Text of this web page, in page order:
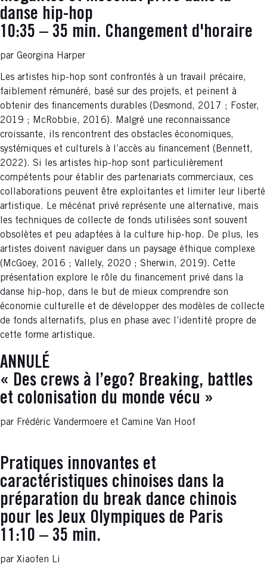
danse hip-hop
10:35 – 35 min. Changement d'horaire
par Georgina Harper
Les artistes hip-hop sont confrontés à un travail précaire,
faiblement rémunéré, basé sur des projets, et peinent à
obtenir des financements durables (Desmond, 2017 ; Foster,
2019 ; McRobbie, 2016). Malgré une reconnaissance
croissante, ils rencontrent des obstacles économiques,
systémiques et culturels à l’accès au financement (Bennett,
2022). Si les artistes hip-hop sont particulièrement
compétents pour établir des partenariats commerciaux, ces
collaborations peuvent être exploitantes et limiter leur liberté
artistique. Le mécénat privé représente une alternative, mais
les techniques de collecte de fonds utilisées sont souvent
obsolètes et peu adaptées à la culture hip-hop. De plus, les
artistes doivent naviguer dans un paysage éthique complexe
(McGoey, 2016 ; Vallely, 2020 ; Sherwin, 2019). Cette
présentation explore le rôle du financement privé dans la
danse hip-hop, dans le but de mieux comprendre son
économie culturelle et de développer des modèles de collecte
de fonds alternatifs, plus en phase avec l’identité propre de
cette forme artistique.
ANNULÉ
« Des crews à l’ego? Breaking, battles
et colonisation du monde vécu »
par Frédéric Vandermoere et Camine Van Hoof
Pratiques innovantes et
caractéristiques chinoises dans la
préparation du break dance chinois
pour les Jeux Olympiques de Paris
11:10 – 35 min.
par Xiaofen Li